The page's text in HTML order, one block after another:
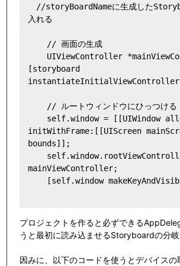
//storyBoardNameに生成した
入れる
[storyboard
initWithFrame:[[UIScreen
bounds]];
mainViewController;
プロジェクトを作ると必ずできる
うと最初に読み込ませるStoryboardの分岐
因みに、以下のコードを使うとデバイスの